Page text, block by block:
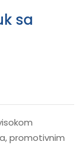
sa
promotivnim